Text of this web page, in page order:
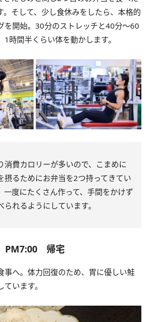
。そして、少し食休みをしたら、本格的
を開始。30分のストレッチと40分～60
時間半くらい体を動かします。
消費カロリーが多いので、こまめに
摂るためにお弁当を2つ持ってきてい
一度にたくさん作って、手間をかけず
られるようにしています。
PM7:00 帰宅
事へ。体力回復のため、胃に優しい鮭
います。